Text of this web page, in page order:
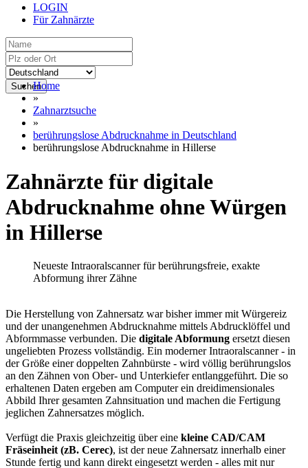
LOGIN
Für Zahnärzte
SuchenHome
»
Zahnarztsuche
»
berührungslose Abdrucknahme in Deutschland
berührungslose Abdrucknahme in Hillerse
Zahnärzte für digitale
Abdrucknahme ohne Würgen
in Hillerse
Neueste Intraoralscanner für berührungsfreie, exakte
Abformung ihrer Zähne
Die Herstellung von Zahnersatz war bisher immer mit Würgereiz
und der unangenehmen Abdrucknahme mittels Abdrucklöffel und
Abformmasse verbunden. Die digitale Abformung ersetzt diesen
ungeliebten Prozess vollständig. Ein moderner Intraoralscanner - in
der Größe einer doppelten Zahnbürste - wird völlig berührungslos
an den Zähnen von Ober- und Unterkiefer entlanggeführt. Die so
erhaltenen Daten ergeben am Computer ein dreidimensionales
Abbild Ihrer gesamten Zahnsituation und machen die Fertigung
jeglichen Zahnersatzes möglich.
Verfügt die Praxis gleichzeitig über eine kleine CAD/CAM
Fräseinheit (zB. Cerec), ist der neue Zahnersatz innerhalb einer
Stunde fertig und kann direkt eingesetzt werden - alles mit nur